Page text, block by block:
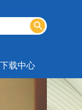
下载中心